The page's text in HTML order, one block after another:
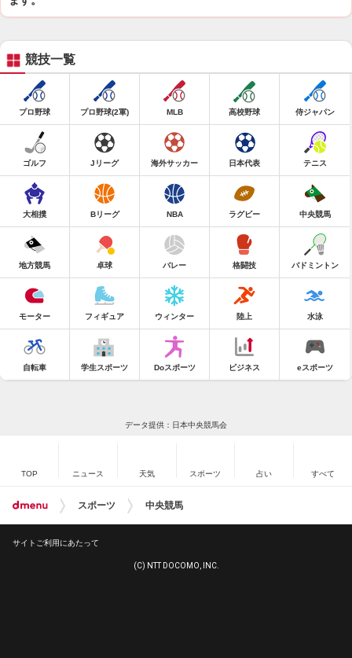
競技一覧
プロ野球 プロ野球(2軍) MLB 高校野球 侍ジャパン
ゴルフ Jリーグ 海外サッカー 日本代表 テニス
大相撲 Bリーグ NBA ラグビー 中央競馬
地方競馬 卓球 バレー 格闘技 バドミントン
モーター フィギュア ウィンター 陸上 水泳
自転車 学生スポーツ Doスポーツ ビジネス eスポーツ
データ提供：日本中央競馬会
TOP ニュース 天気 スポーツ 占い すべて
スポーツ 中央競馬
サイトご利用にあたって
(C) NTT DOCOMO, INC.